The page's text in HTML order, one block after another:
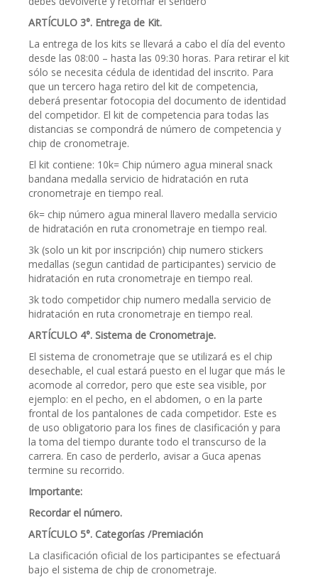
ARTÍCULO 3°. Entrega de Kit.
La entrega de los kits se llevará a cabo el día del evento
desde las 08:00 – hasta las 09:30 horas. Para retirar el kit
sólo se necesita cédula de identidad del inscrito. Para
que un tercero haga retiro del kit de competencia,
deberá presentar fotocopia del documento de identidad
del competidor. El kit de competencia para todas las
distancias se compondrá de número de competencia y
chip de cronometraje.
El kit contiene: 10k= Chip número agua mineral snack
bandana medalla servicio de hidratación en ruta
cronometraje en tiempo real.
6k= chip número agua mineral llavero medalla servicio
de hidratación en ruta cronometraje en tiempo real.
3k (solo un kit por inscripción) chip numero stickers
medallas (segun cantidad de participantes) servicio de
hidratación en ruta cronometraje en tiempo real.
3k todo competidor chip numero medalla servicio de
hidratación en ruta cronometraje en tiempo real.
ARTÍCULO 4°. Sistema de Cronometraje.
El sistema de cronometraje que se utilizará es el chip
desechable, el cual estará puesto en el lugar que más le
acomode al corredor, pero que este sea visible, por
ejemplo: en el pecho, en el abdomen, o en la parte
frontal de los pantalones de cada competidor. Este es
de uso obligatorio para los fines de clasificación y para
la toma del tiempo durante todo el transcurso de la
carrera. En caso de perderlo, avisar a Guca apenas
termine su recorrido.
Importante:
Recordar el número.
ARTÍCULO 5°. Categorías /Premiación
La clasificación oficial de los participantes se efectuará
bajo el sistema de chip de cronometraje.